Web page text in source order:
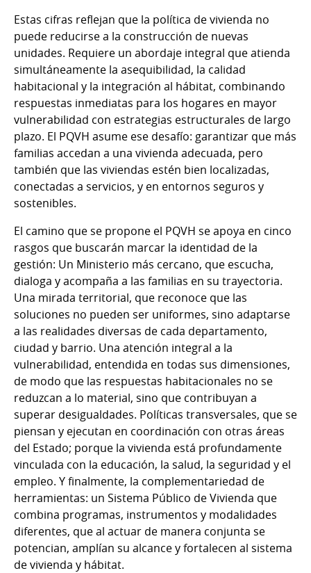
Estas cifras reflejan que la política de vivienda no
puede reducirse a la construcción de nuevas
unidades. Requiere un abordaje integral que atienda
simultáneamente la asequibilidad, la calidad
habitacional y la integración al hábitat, combinando
respuestas inmediatas para los hogares en mayor
vulnerabilidad con estrategias estructurales de largo
plazo. El PQVH asume ese desafío: garantizar que más
familias accedan a una vivienda adecuada, pero
también que las viviendas estén bien localizadas,
conectadas a servicios, y en entornos seguros y
sostenibles.
El camino que se propone el PQVH se apoya en cinco
rasgos que buscarán marcar la identidad de la
gestión: Un Ministerio más cercano, que escucha,
dialoga y acompaña a las familias en su trayectoria.
Una mirada territorial, que reconoce que las
soluciones no pueden ser uniformes, sino adaptarse
a las realidades diversas de cada departamento,
ciudad y barrio. Una atención integral a la
vulnerabilidad, entendida en todas sus dimensiones,
de modo que las respuestas habitacionales no se
reduzcan a lo material, sino que contribuyan a
superar desigualdades. Políticas transversales, que se
piensan y ejecutan en coordinación con otras áreas
del Estado; porque la vivienda está profundamente
vinculada con la educación, la salud, la seguridad y el
empleo. Y finalmente, la complementariedad de
herramientas: un Sistema Público de Vivienda que
combina programas, instrumentos y modalidades
diferentes, que al actuar de manera conjunta se
potencian, amplían su alcance y fortalecen al sistema
de vivienda y hábitat.